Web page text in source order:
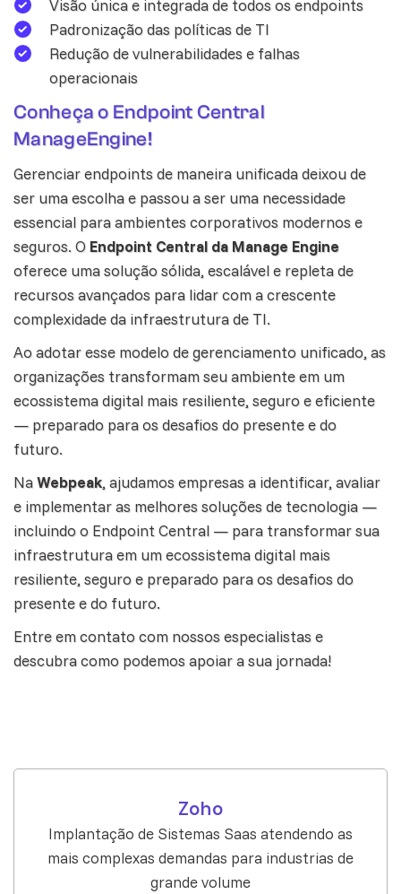
Visão única e integrada de todos os endpoints
Padronização das políticas de TI
Redução de vulnerabilidades e falhas
operacionais
Conheça o Endpoint Central
ManageEngine!
Gerenciar endpoints de maneira unificada deixou de
ser uma escolha e passou a ser uma necessidade
essencial para ambientes corporativos modernos e
seguros. O Endpoint Central da Manage Engine
oferece uma solução sólida, escalável e repleta de
recursos avançados para lidar com a crescente
complexidade da infraestrutura de TI.
Ao adotar esse modelo de gerenciamento unificado, as
organizações transformam seu ambiente em um
ecossistema digital mais resiliente, seguro e eficiente
— preparado para os desafios do presente e do
futuro.
NaWebpeak, ajudamos empresas a identificar, avaliar
e implementar as melhores soluções de tecnologia —
incluindo o Endpoint Central — para transformar sua
infraestrutura em um ecossistema digital mais
resiliente, seguro e preparado para os desafios do
presente e do futuro.
Entre em contato com nossos especialistas e
descubra como podemos apoiar a sua jornada!
Zoho
Implantação de Sistemas Saas atendendo as
mais complexas demandas para industrias de
grande volume